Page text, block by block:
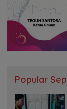
Popular